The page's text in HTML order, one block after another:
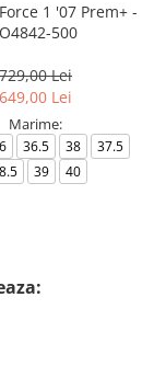
1 '07 Prem+ -
500
729,00 Lei
649,00 Lei
Marime:
36.5 38
37.5
39 40